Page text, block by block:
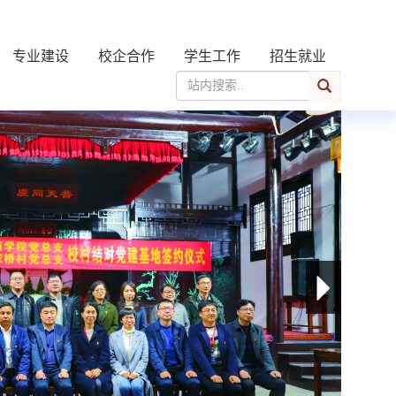
专业建设 校企合作 学生工作 招生就业